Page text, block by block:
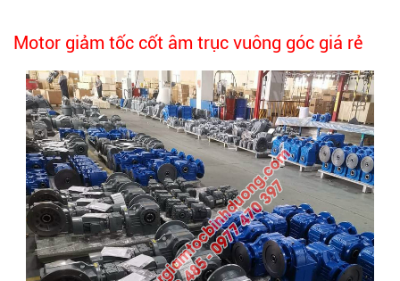
Motor giảm tốc cốt âm trục vuông góc giá rẻ